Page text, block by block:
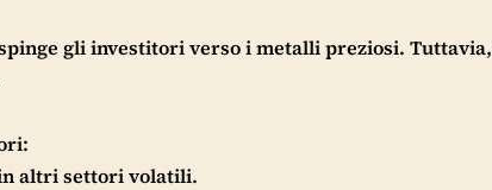
gli investitori verso i metalli preziosi. Tuttavia,
altri settori volatili.